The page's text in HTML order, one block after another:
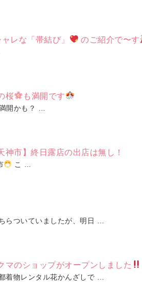
レな「帯結び」 のご紹介で〜す
桜 も満開です
開かも？ …
神市】終日露店の出店は無し！
こ …
らついていましたが、明日 …
マのショップがオープンしました
着物レンタル花かんざしで …